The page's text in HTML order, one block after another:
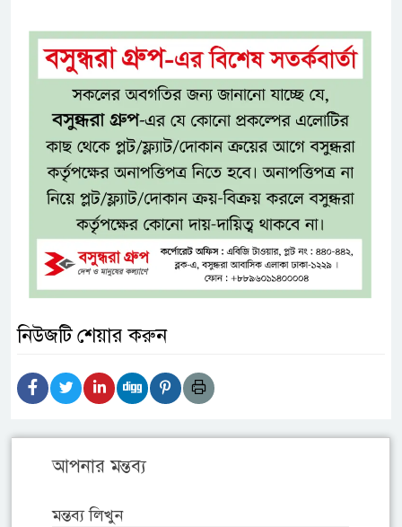
নিউজটি শেয়ার করুন
আপনার মন্তব্য
মন্তব্য লিখুন